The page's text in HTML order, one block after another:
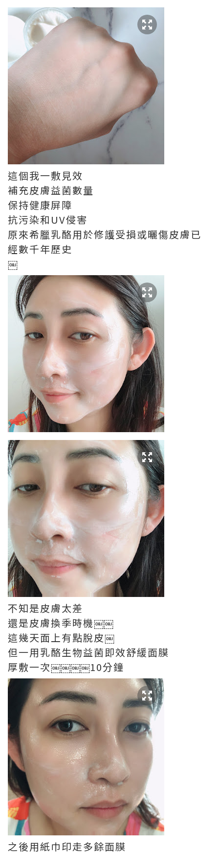
這個我一敷見效
補充皮膚益菌數量
保持健康屏障
抗污染和UV侵害
原來希臘乳酪用於修護受損或曬傷皮膚已
經數千年歷史
￼
不知是皮膚太差
還是皮膚換季時機￼￼
這幾天面上有點脫皮￼
但一用乳酪生物益菌即效舒緩面膜
厚敷一次￼￼￼￼10分鐘
之後用紙巾印走多餘面膜